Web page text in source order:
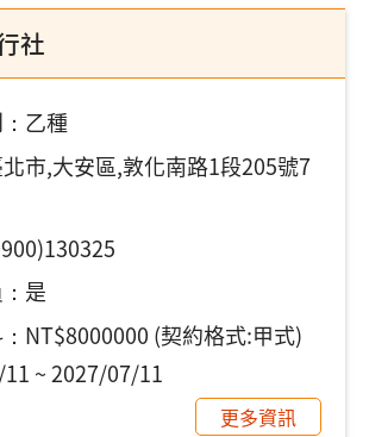
社
乙種
市,大安區,敦化南路1段205號7
是
NT$8000000 (契約格式:甲式)
~ 2027/07/11
更多資訊